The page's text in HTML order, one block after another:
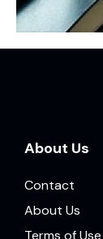
About Us
Contact
About Us
Terms of Use